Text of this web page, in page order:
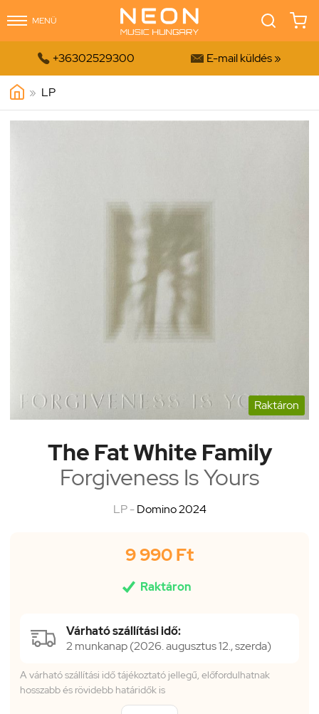
MENÜ
 +36302529300  E-mail küldés »
» LP
Raktáron
The Fat White Family
Forgiveness Is Yours
LP -Domino 2024
9 990 Ft
 Raktáron
Várható szállítási idő:
2 munkanap (2026. augusztus 12., szerda)
A várható szállítási idő tájékoztató jellegű, előfordulhatnak
hosszabb és rövidebb határidők is